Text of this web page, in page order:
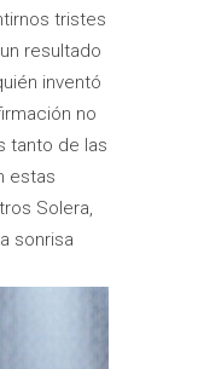
tristes
resultado
inventó
no
tanto de las
estas
Solera,
sonrisa